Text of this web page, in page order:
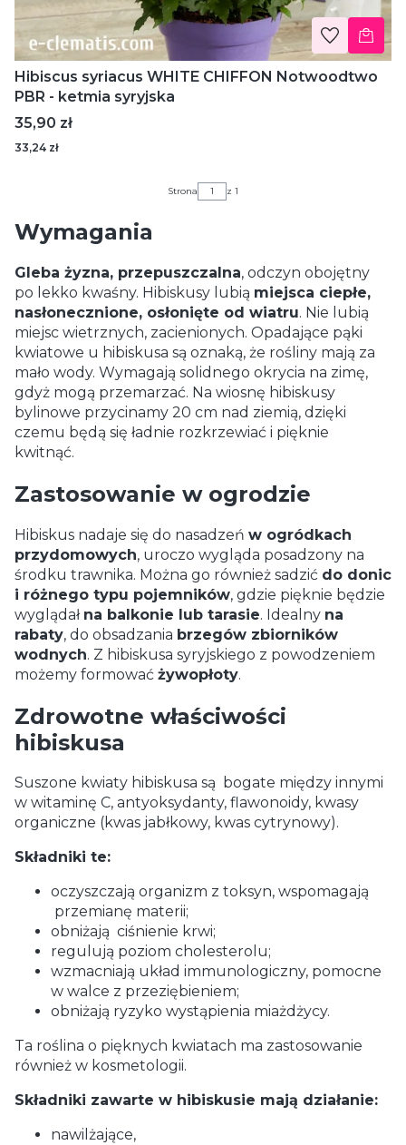
Hibiscus syriacus WHITE CHIFFON Notwoodtwo
PBR - ketmia syryjska
Cena
35,90 zł
33,24 zł
Strona z 1
Wymagania
Gleba żyzna, przepuszczalna, odczyn obojętny
po lekko kwaśny. Hibiskusy lubią miejsca ciepłe,
nasłonecznione, osłonięte od wiatru. Nie lubią
miejsc wietrznych, zacienionych. Opadające pąki
kwiatowe u hibiskusa są oznaką, że rośliny mają za
mało wody. Wymagają solidnego okrycia na zimę,
gdyż mogą przemarzać. Na wiosnę hibiskusy
bylinowe przycinamy 20 cm nad ziemią, dzięki
czemu będą się ładnie rozkrzewiać i pięknie
kwitnąć.
Zastosowanie w ogrodzie
Hibiskus nadaje się do nasadzeń w ogródkach
przydomowych, uroczo wygląda posadzony na
środku trawnika. Można go również sadzić do donic
i różnego typu pojemników, gdzie pięknie będzie
wyglądał na balkonie lub tarasie. Idealny na
rabaty, do obsadzania brzegów zbiorników
wodnych. Z hibiskusa syryjskiego z powodzeniem
możemy formować żywopłoty.
Zdrowotne właściwości
hibiskusa
Suszone kwiaty hibiskusa są bogate między innymi
w witaminę C, antyoksydanty, flawonoidy, kwasy
organiczne (kwas jabłkowy, kwas cytrynowy).
Składniki te:
oczyszczają organizm z toksyn, wspomagają
przemianę materii;
obniżają ciśnienie krwi;
regulują poziom cholesterolu;
wzmacniają układ immunologiczny, pomocne
w walce z przeziębieniem;
obniżają ryzyko wystąpienia miażdżycy.
Ta roślina o pięknych kwiatach ma zastosowanie
również w kosmetologii.
Składniki zawarte w hibiskusie mają działanie:
nawilżające,